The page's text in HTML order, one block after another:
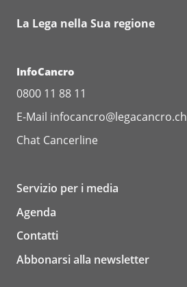
La Lega nella Sua regione
InfoCancro
0800 11 88 11
E-Mail infocancro@legacancro.ch
Chat Cancerline
Servizio per i media
Agenda
Contatti
Abbonarsi alla newsletter